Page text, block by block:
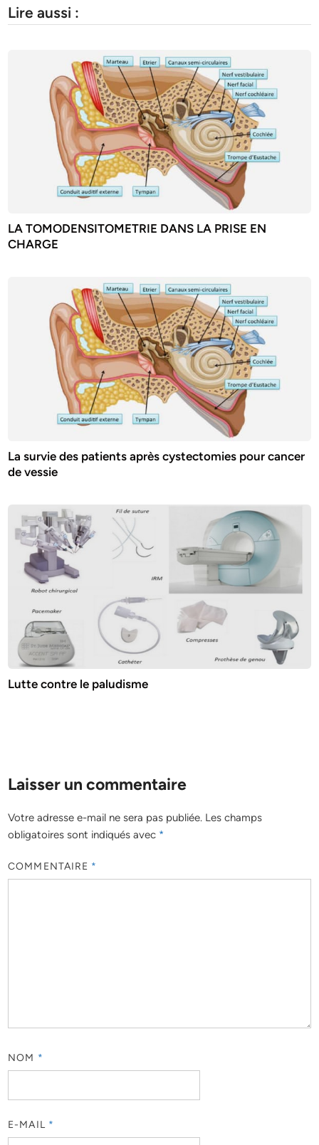
Lire aussi :
LA TOMODENSITOMETRIE DANS LA PRISE EN
CHARGE
La survie des patients après cystectomies pour cancer
de vessie
Lutte contre le paludisme
Laisser un commentaire
Votre adresse e-mail ne sera pas publiée. Les champs
obligatoires sont indiqués avec *
COMMENTAIRE *
NOM *
E-MAIL *